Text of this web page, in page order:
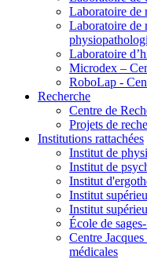
Laboratoire de
Laboratoire de
Laboratoire
Microdex –
RoboLap -
Recherche
Centre de
Projets de
Institutions rattachées
Institut de
Institut de
Institut
Institut
Institut
École de
Centre
médicales